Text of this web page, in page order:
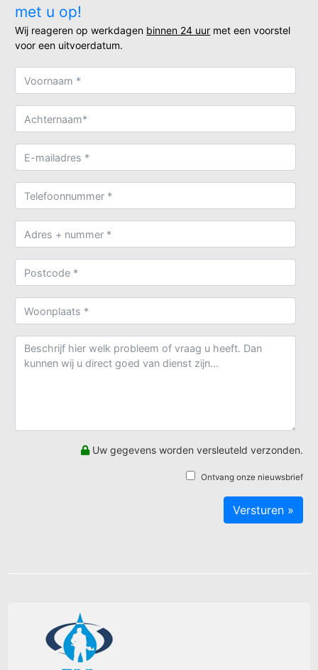
met u op!
Wij reageren op werkdagen binnen 24 uur met een voorstel
voor een uitvoerdatum.
Uw gegevens worden versleuteld verzonden.
Ontvang onze nieuwsbrief